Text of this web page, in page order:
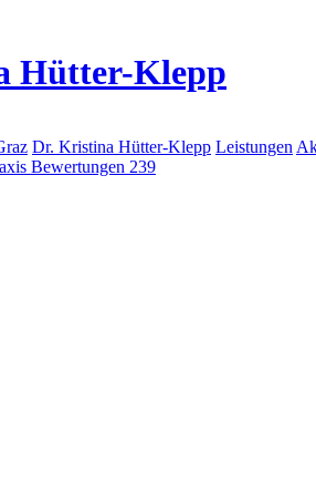
Hütter-Klepp
Dr. Kristina Hütter-Klepp Leistungen
Bewertungen 239